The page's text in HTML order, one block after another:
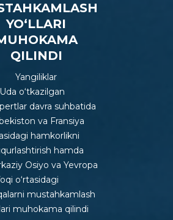
YO‘LLARI
QILINDI
Yangiliklar
o‘tkazilgan
davra suhbatida
va Fransiya
hamkorlikni
hamda
Osiyo va Yevropa
o‘rtasidagi
mustahkamlash
muhokama qilindi